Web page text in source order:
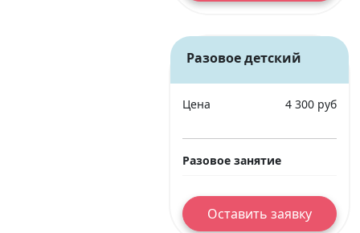
Разовое детский
Цена 4 300 руб
Разовое занятие
Оставить заявку